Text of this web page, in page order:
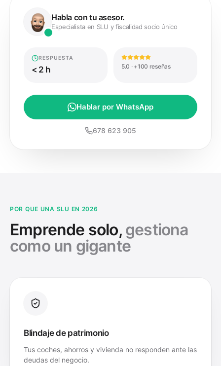
Habla con tu asesor.
Especialista en SLU y fiscalidad socio único
RESPUESTA
< 2 h 5.0 · +100 reseñas
Hablar por WhatsApp
678 623 905
POR QUE UNA SLU EN 2026
Emprende solo, gestiona
como un gigante
Blindaje de patrimonio
Tus coches, ahorros y vivienda no responden ante las
deudas del negocio.